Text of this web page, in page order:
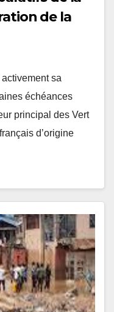
de la
sa
échéances
principal des Vert
d’origine